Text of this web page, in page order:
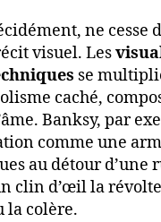
ne cesse
visuel. Les
se
caché,
Banksy, par
comme une
au détour d’une
clin d’œil la
la colère.